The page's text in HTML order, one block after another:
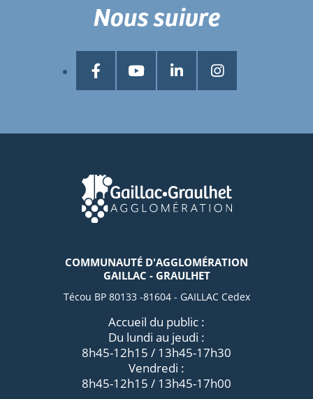
COMMUNAUTÉ D'AGGLOMÉRATION
GAILLAC - GRAULHET
Técou BP 80133 -81604 - GAILLAC Cedex
Accueil du public :
Du lundi au jeudi :
8h45-12h15 / 13h45-17h30
Vendredi :
8h45-12h15 / 13h45-17h00
Nous suivre